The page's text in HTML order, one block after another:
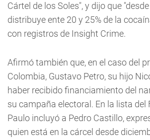
Cártel de los Soles", y dijo que
distribuye ente 20 y 25% de la
con registros de Insight Crime.
Afirmó también que, en el caso del
Colombia, Gustavo Petro, su hijo
haber recibido financiamiento del
su campaña electoral. En la lista del
Paulo incluyó a Pedro Castillo,
quien está en la cárcel desde